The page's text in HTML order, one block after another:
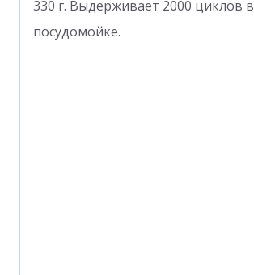
330 г. Выдерживает 2000 циклов в
посудомойке.